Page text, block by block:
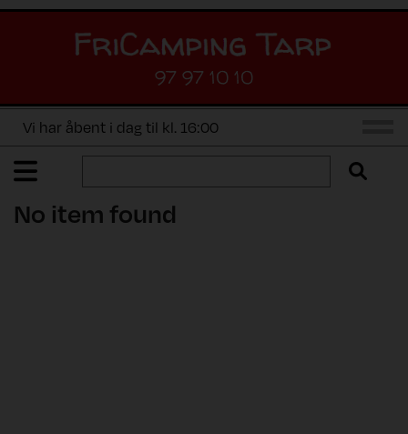
97 97 10 10
Vi har åbent i dag til kl. 16:00
No item found